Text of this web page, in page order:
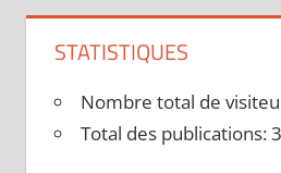
STATISTIQUES
Nombre total de
Total des publications: